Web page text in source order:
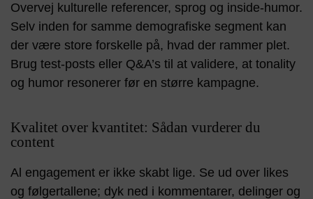
Overvej kulturelle referencer, sprog og inside-humor.
Selv inden for samme demografiske segment kan
der være store forskelle på, hvad der rammer plet.
Brug test-posts eller Q&A’s til at validere, at tonality
og humor resonerer før en større kampagne.
Kvalitet over kvantitet: Sådan vurderer du
content
Al engagement er ikke skabt lige. Se ud over likes
og følgertallene; dyk ned i kommentarer, delinger og